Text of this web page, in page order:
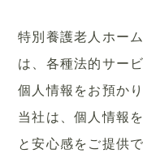
フォトアルバム
資料ダウンロード
お問い合わせ
特別養護老人ホー
は、各種法的サー
個人情報をお預か
当社は、個人情報
と安心感をご提供